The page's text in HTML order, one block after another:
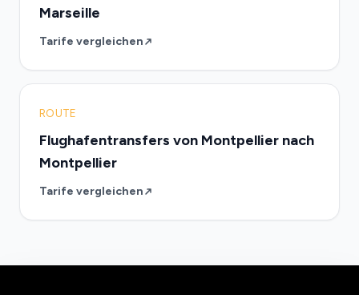
Marseille
Tarife vergleichen
ROUTE
Flughafentransfers von Montpellier nach
Montpellier
Tarife vergleichen